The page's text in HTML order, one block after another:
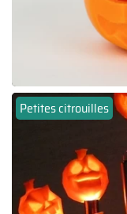
Petites citrouilles